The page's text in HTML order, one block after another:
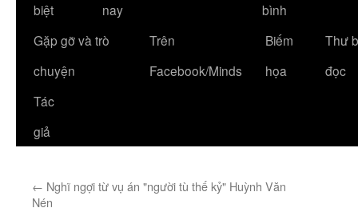
biệt
nay
bình
Gặp gỡ và trò
chuyện
Trên
Facebook/Minds
Biếm
họa
Thư
đọc
Tác
giả
← Nghĩ ngợi từ vụ án "người tù thế kỷ" Huỳnh Văn
Nén